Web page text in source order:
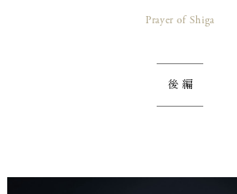
Prayer of Shiga
後編